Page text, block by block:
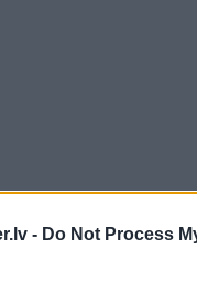
- Do Not Process